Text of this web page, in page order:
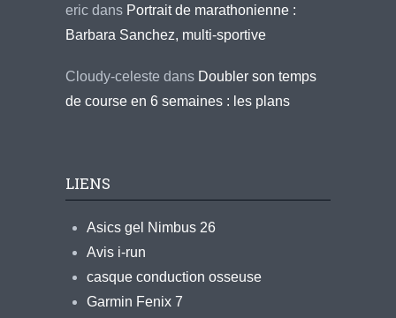
eric dans Portrait de marathonienne :
Barbara Sanchez, multi-sportive
Cloudy-celeste dans Doubler son temps
de course en 6 semaines : les plans
LIENS
Asics gel Nimbus 26
Avis i-run
casque conduction osseuse
Garmin Fenix 7